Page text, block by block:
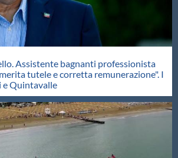
Assistente bagnanti professionista
tutele e corretta remunerazione". I
Quintavalle